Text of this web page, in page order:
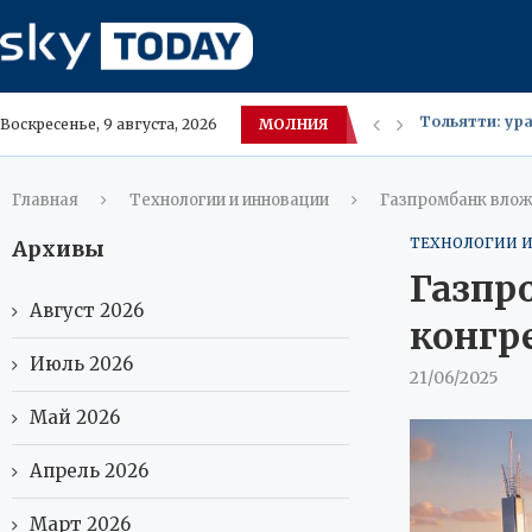
Воскресенье, 9 августа, 2026 МОЛНИЯ В российских
Врач
Российский
КГБ‑фляжки
В России к
Володин
Для
Главная Технологии и инновации Газпромбанк
ТЕХНОЛОГИИ
21/06/2025
Архивы
Август 2026
Июль 2026
Май 2026
Апрель 2026
Март 2026